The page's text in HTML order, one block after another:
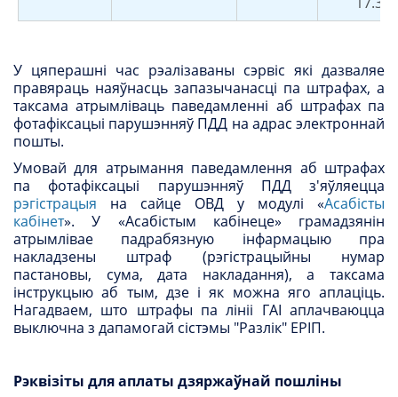
У цяперашні час рэалізаваны сэрвіс які дазваляе
правяраць наяўнасць запазычанасці па штрафах, а
таксама атрымліваць паведамленні аб штрафах па
фотафіксацыі парушэнняў ПДД на адрас электроннай
пошты.
Умовай для атрымання паведамлення аб штрафах
па фотафіксацыі парушэнняў ПДД з'яўляецца
рэгістрацыя на сайце ОВД у модулі «Асабісты
кабінет». У «Асабістым кабінеце» грамадзянін
атрымлівае падрабязную інфармацыю пра
накладзены штраф (рэгістрацыйны нумар
пастановы, сума, дата накладання), а таксама
інструкцыю аб тым, дзе і як можна яго аплаціць.
Нагадваем, што штрафы па лініі ГАІ аплачваюцца
выключна з дапамогай сістэмы "Разлік" ЕРІП.
Рэквізіты для аплаты дзяржаўнай пошліны